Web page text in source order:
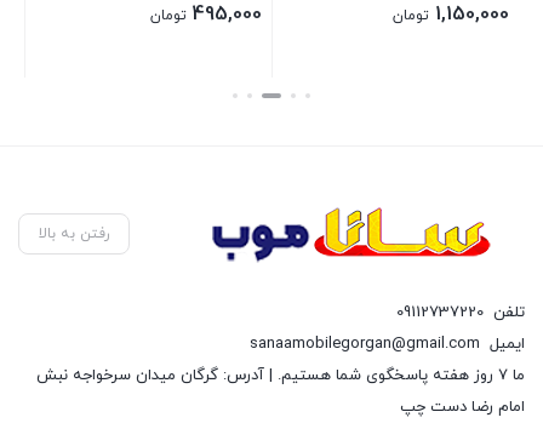
1,150,000 تومان 495,000 تومان
بستن
رفتن به بالا
تلفن 09112737220
ایمیل sanaamobilegorgan@gmail.com
ما 7 روز هفته پاسخگوی شما هستیم. | آدرس: گرگان میدان سرخواجه نبش
امام رضا دست چپ